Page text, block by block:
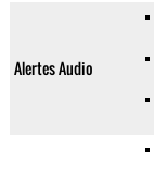
Alertes Audio